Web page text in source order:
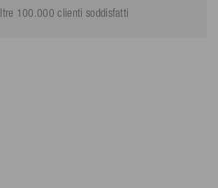
100.000 clienti soddisfatti